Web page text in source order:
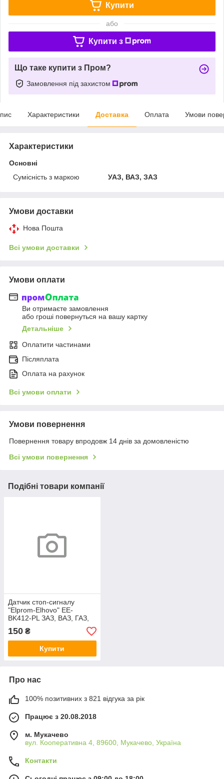
Купити
або
Купити з
Що таке купити з Пром?
Замовлення під захистом
Характеристики Доставка Оплата Умови
Характеристики
Основні
Сумісність з маркою
УАЗ, ВАЗ, ЗАЗ
Умови доставки
Нова Пошта
Всі умови доставки
Умови оплати
Ви отримаєте замовлення
або гроші повернуться на вашу картку
Детальніше
Оплатити частинами
Післяплата
Оплата на рахунок
Всі умови оплати
Умови повернення
Повернення товару впродовж 14 днів за домовленістю
Всі умови повернення
Подібні товари компанії
Датчик стоп-сигналу
"Elprom-Elhovo" EE-
BK412-PL ЗАЗ, ВАЗ, ГАЗ,
ВК 412 15.3720 20.3720
1602.3720
150 ₴
Купити
Про нас
100% позитивних з 821 відгука за рік
Працює з 20.08.2018
м. Мукачево
вул. Кооперативна 4, 89600, Мукачево, Україна
Контакти